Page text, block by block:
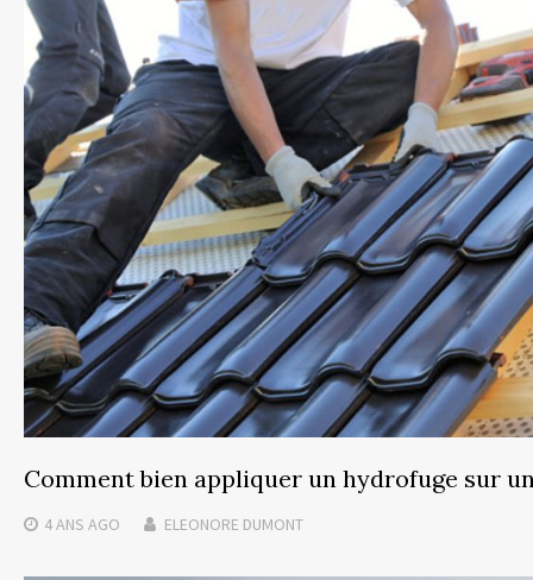
Comment bien appliquer un hydrofuge sur
4 ANS AGO ELEONORE DUMONT